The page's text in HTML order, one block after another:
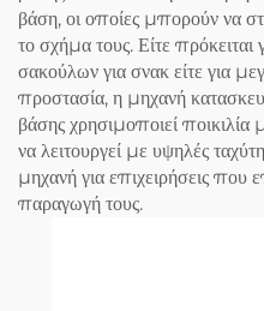
βάση, οι οποίες μπορούν να
το σχήμα τους. Είτε
σακούλων για σνακ είτε για
προστασία, η μηχανή
βάσης χρησιμοποιεί
να λειτουργεί με υψηλές
μηχανή για επιχειρήσεις που
παραγωγή τους.